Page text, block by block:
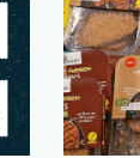
jetzt